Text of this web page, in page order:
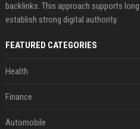
backlinks. This approach supports
establish strong digital authority.
FEATURED CATEGORIES
Health
Finance
Automobile